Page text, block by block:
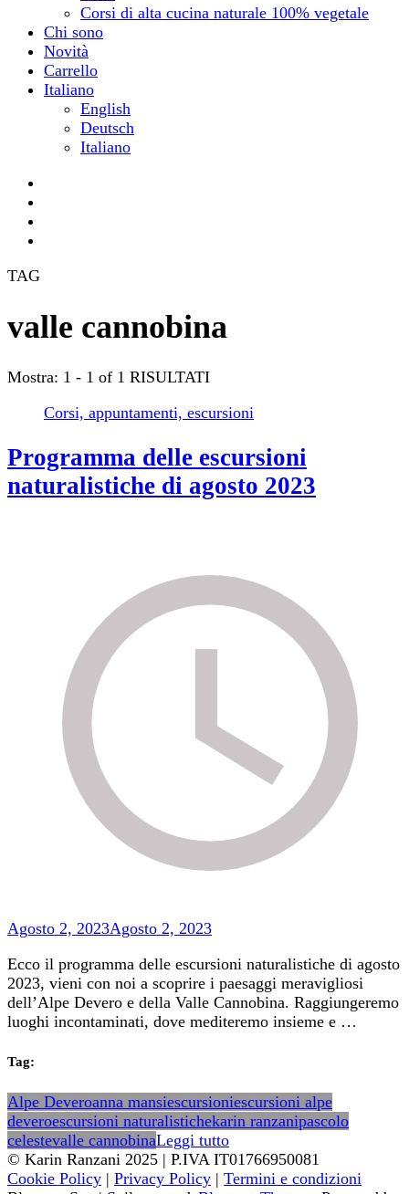
Corsi di alta cucina naturale 100% vegetale
Chi sono
Novità
Carrello
Italiano
English
Deutsch
Italiano
TAG
valle cannobina
Mostra: 1 - 1 of 1 RISULTATI
Corsi, appuntamenti, escursioni
Programma delle escursioni
naturalistiche di agosto 2023
Agosto 2, 2023Agosto 2, 2023
Ecco il programma delle escursioni naturalistiche di agosto
2023, vieni con noi a scoprire i paesaggi meravigliosi
dell’Alpe Devero e della Valle Cannobina. Raggiungeremo
luoghi incontaminati, dove mediteremo insieme e …
Tag:
Alpe Deveroanna mansiescursioniescursioni alpe
deveroescursioni naturalistichekarin ranzanipascolo
celestevalle cannobinaLeggi tutto
© Karin Ranzani 2025 | P.IVA IT01766950081
Cookie Policy | Privacy Policy | Termini e condizioni